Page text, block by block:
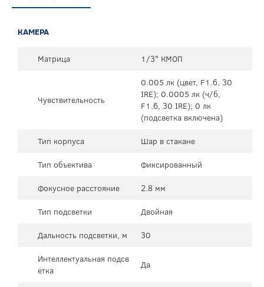
КАМЕРА
Матрица 1/3" КМОП
Чувствительность
0.005 лк (цвет, F1.6, 30
IRE); 0.0005 лк (ч/б,
F1.6, 30 IRE); 0 лк
(подсветка включена)
Тип корпуса
Шар в стакане
Тип объектива
Фиксированный
Фокусное расстояние
2.8 мм
Тип подсветки
Двойная
Дальность подсветки, м
30
Интеллектуальная подсв
етка
Да